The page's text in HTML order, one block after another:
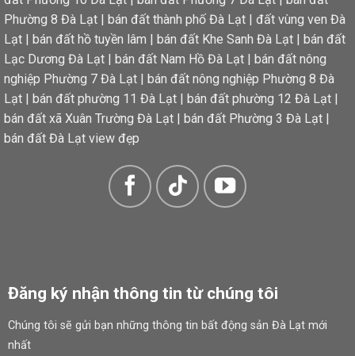
Phường 8 Đà Lạt | bán đất thành phố Đà Lạt | đất vùng ven Đà
Lạt | bán đất hồ tuyền lâm | bán đất Khe Sanh Đà Lạt | bán đất
Lạc Dương Đà Lạt | bán đất Nam Hồ Đà Lạt | bán đất nông
nghiệp Phường 7 Đà Lạt | bán đất nông nghiệp Phường 8 Đà
Lạt | bán đất phường 11 Đà Lạt | bán đất phường 12 Đà Lạt |
bán đất xã Xuân Trường Đà Lạt | bán đất Phường 3 Đà Lạt |
bán đất Đà Lạt view đẹp
Đăng ký nhận thông tin từ chúng tôi
Chúng tôi sẽ gửi bạn những thông tin bất động sản Đà Lạt mới
nhất